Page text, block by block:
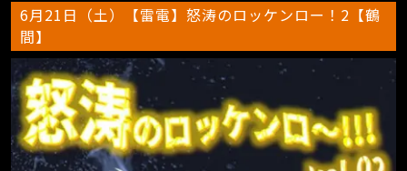
6月21日（土）【雷電】怒涛のロッケンロー！2【鶴
間】